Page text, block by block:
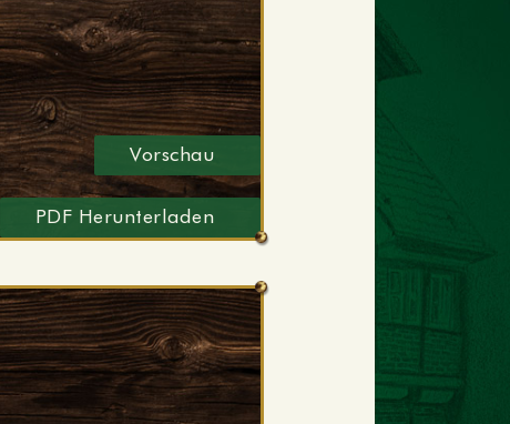
Vorschau
PDF Herunterladen